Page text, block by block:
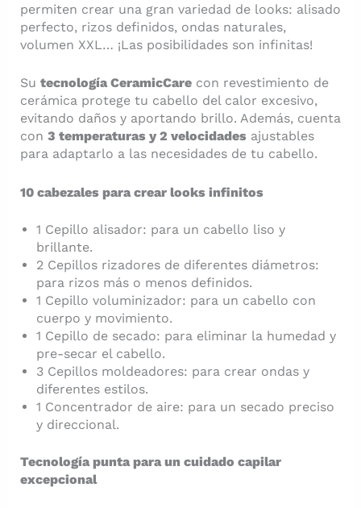
permiten crear una gran variedad de looks: alisado
perfecto, rizos definidos, ondas naturales,
volumen XXL… ¡Las posibilidades son infinitas!
Su tecnología CeramicCarecon revestimiento de
cerámica protege tu cabello del calor excesivo,
evitando daños y aportando brillo. Además, cuenta
con 3 temperaturas y 2 velocidadesajustables
para adaptarlo a las necesidades de tu cabello.
10 cabezales para crear looks infinitos
1 Cepillo alisador: para un cabello liso y
brillante.
2 Cepillos rizadores de diferentes diámetros:
para rizos más o menos definidos.
1 Cepillo voluminizador: para un cabello con
cuerpo y movimiento.
1 Cepillo de secado: para eliminar la humedad y
pre-secar el cabello.
3 Cepillos moldeadores: para crear ondas y
diferentes estilos.
1 Concentrador de aire: para un secado preciso
y direccional.
Tecnología punta para un cuidado capilar
excepcional